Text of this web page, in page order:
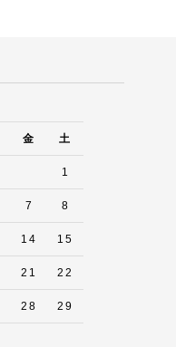
金 土
1
7 8
14 15
21 22
28 29